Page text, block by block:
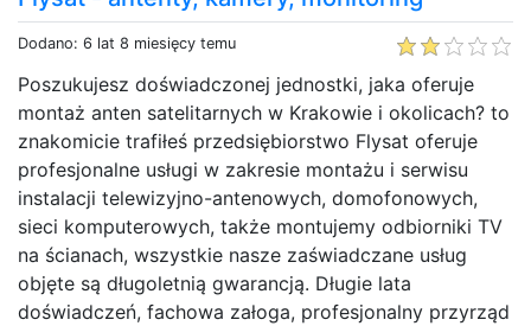
Dodano: 6 lat 8 miesięcy temu
Poszukujesz doświadczonej jednostki, jaka oferuje
montaż anten satelitarnych w Krakowie i okolicach? to
znakomicie trafiłeś przedsiębiorstwo Flysat oferuje
profesjonalne usługi w zakresie montażu i serwisu
instalacji telewizyjno-antenowych, domofonowych,
sieci komputerowych, także montujemy odbiorniki TV
na ścianach, wszystkie nasze zaświadczane usług
objęte są długoletnią gwarancją. Długie lata
doświadczeń, fachowa załoga, profesjonalny przyrząd